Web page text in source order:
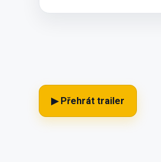
▶ Přehrát trailer